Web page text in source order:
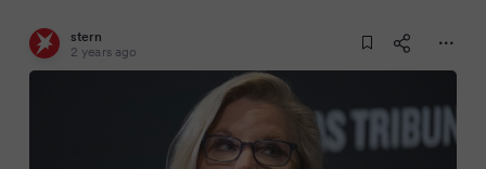
stern
2 years ago